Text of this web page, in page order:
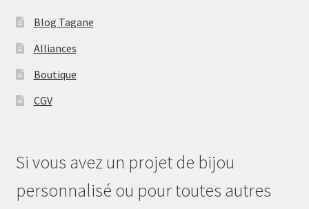
Blog Tagane
Alliances
Boutique
CGV
Si vous avez un projet de bijou
personnalisé ou pour toutes autres